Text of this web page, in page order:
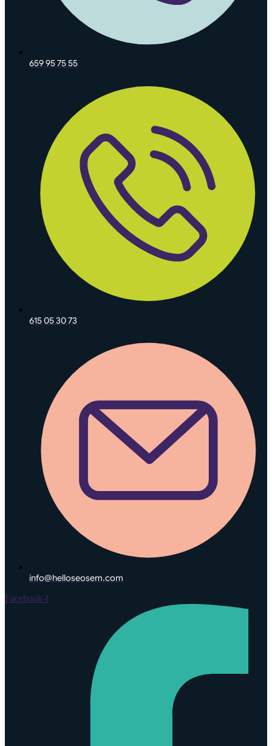
659 95 75 55
615 05 30 73
info@helloseosem.com
Facebook-f